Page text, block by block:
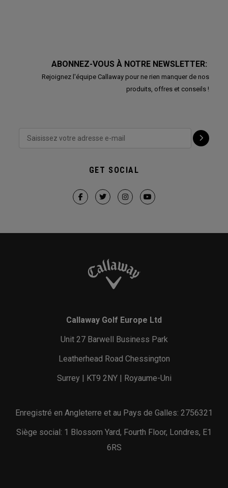
ABONNEZ-VOUS À NOTRE NEWSLETTER:
Rejoignez l'équipe Callaway pour ne rien manquer de nos
produits, offres et conseils !
GET SOCIAL
Callaway Golf Europe Ltd
Unit 27 Barwell Business Park
Leatherhead Road Chessington
Surrey | KT9 2NY | Royaume-Uni
Enregistré en Angleterre et au Pays de Galles: 2756321
Siège social: 1 Blossom Yard, Fourth Floor, Londres, E1
6RS